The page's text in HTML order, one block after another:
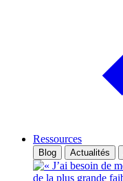
Ressources
Blog Actualités